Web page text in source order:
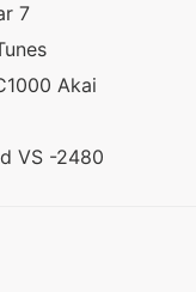
7
Akai
VS -2480